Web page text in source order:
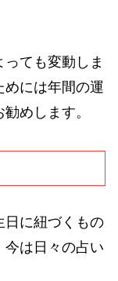
ても変動しま
めには年間の運
めします。
日に紐づくもの
今は日々の占い